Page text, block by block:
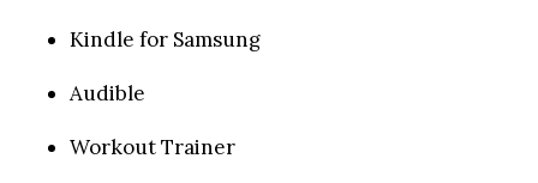
Kindle for Samsung
Audible
Workout Trainer